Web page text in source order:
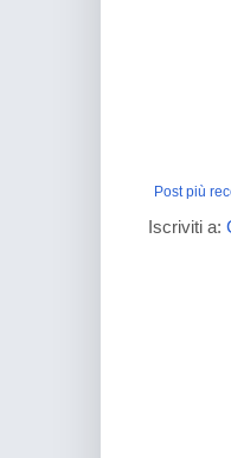
Post più
Iscriviti a: